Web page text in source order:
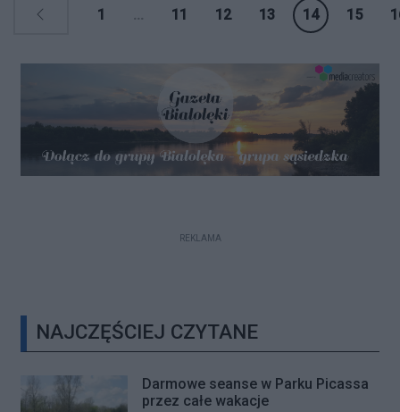
1 ... 11 12 13 14 15
REKLAMA
NAJCZĘŚCIEJ CZYTANE
Darmowe seanse w Parku Picassa
przez całe wakacje